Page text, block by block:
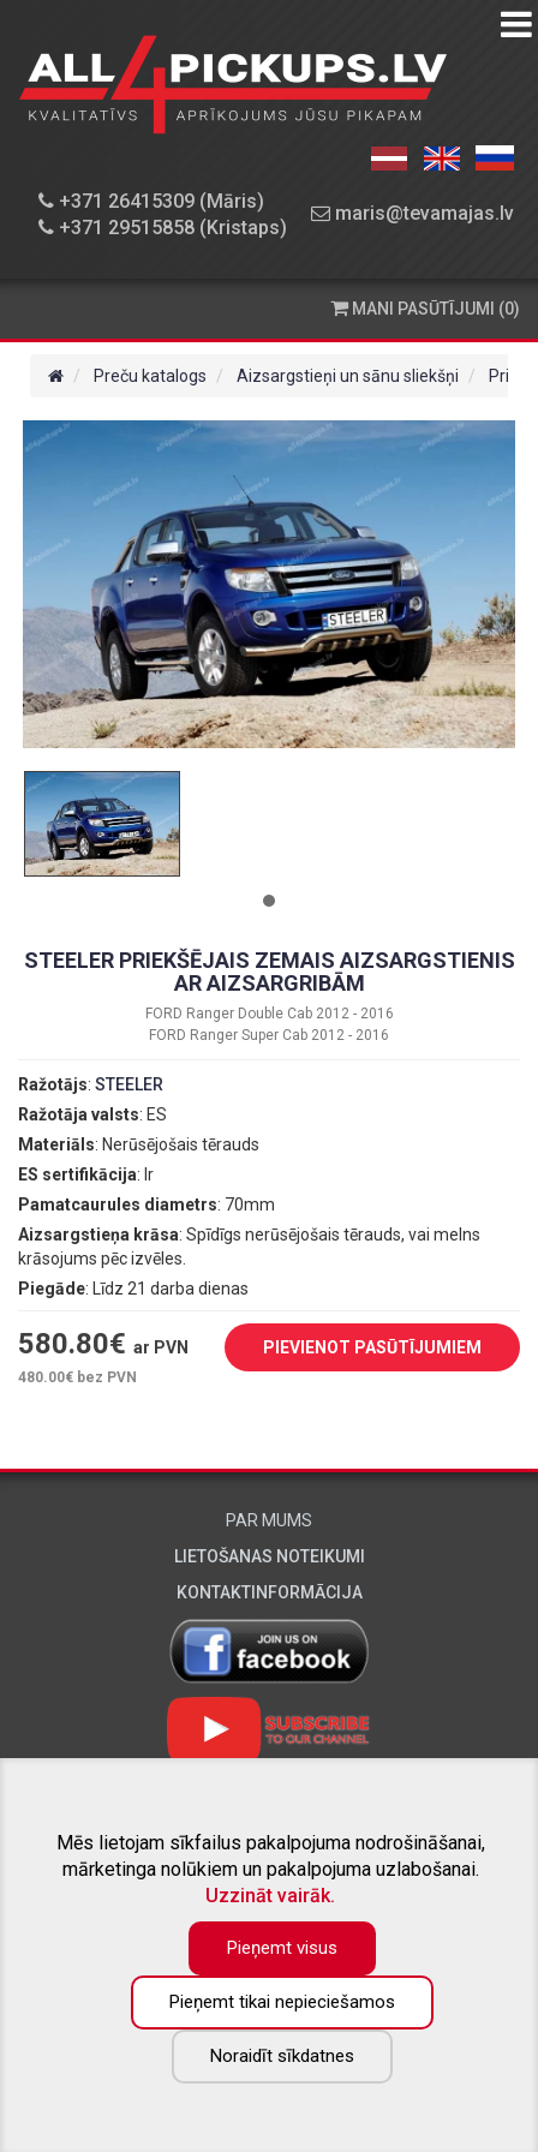
+371 26415309 (Māris)
+371 29515858 (Kristaps)
maris@tevamajas.lv
PREČU
KATALOGS
PIEGĀDE
KONTAKTINFORMĀCIJA
MANI PASŪTĪJUMI (0)
Preču katalogs Aizsargstieņi un sānu sliekšņi
STEELER PRIEKŠĒJAIS ZEMAIS AIZSARGSTIENIS
AR AIZSARGRIBĀM
FORD Ranger Double Cab 2012 - 2016
FORD Ranger Super Cab 2012 - 2016
Ražotājs: STEELER
Ražotāja valsts: ES
Materiāls: Nerūsējošais tērauds
ES sertifikācija: Ir
Pamatcaurules diametrs: 70mm
Aizsargstieņa krāsa: Spīdīgs nerūsējošais tērauds, vai melns
krāsojums pēc izvēles.
Piegāde: Līdz 21 darba dienas
580.80€ ar PVN
480.00€ bez PVN
PIEVIENOT PASŪTĪJUMIEM
PAR MUMS
LIETOŠANAS NOTEIKUMI
KONTAKTINFORMĀCIJA
SAISTĪTIE PROJEKTI
Preču katalogā pieejama tikai daļa no piedāvāto preču apjoma. Ja
nesanāk atrast interesējošo aprīkojumu savam pikapam - droši
zvaniet, vai rakstiet uz e-pastu. Labprāt sniegsim konsultāciju un
izveidosim Jūsu vēlmēm atbilstošu individuālu piedāvājumu.
Mēs lietojam sīkfailus pakalpojuma nodrošināšanai,
mārketinga nolūkiem un pakalpojuma uzlabošanai.
Uzzināt vairāk.
Pieņemt visus
Pieņemt tikai nepieciešamos
Noraidīt sīkdatnes